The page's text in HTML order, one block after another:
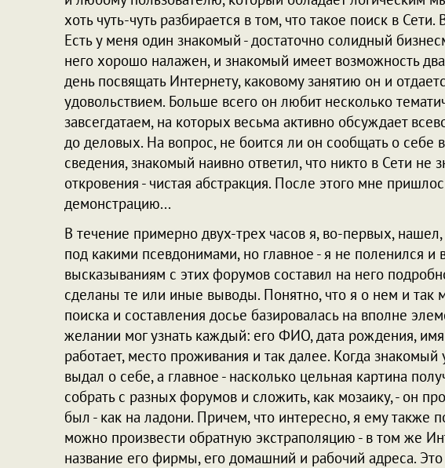
хоть чуть-чуть разбирается в том, что такое поиск в Сети.
Есть у меня один знакомый - достаточно солидный
него хорошо налажен, и знакомый имеет возможность
день посвящать Интернету, каковому занятию он и
удовольствием. Больше всего он любит несколько
завсегдатаем, на которых весьма активно обсуждает
до деловых. На вопрос, не боится ли он сообщать о себе
сведения, знакомый наивно ответил, что никто в Сети не
откровения - чистая абстракция. После этого мне
демонстрацию...
В течение примерно двух-трех часов я, во-первых,
под какими псевдонимами, но главное - я не поленился
высказываниям с этих форумов составил на него
сделаны те или иные выводы. Понятно, что я о нем и так
поиска и составления досье базировалась на вполне
желании мог узнать каждый: его ФИО, дата рождения,
работает, место проживания и так далее. Когда
выдал о себе, а главное - насколько цельная картина
собрать с разных форумов и сложить, как мозаику, - он
был - как на ладони. Причем, что интересно, я ему также
можно произвести обратную экстраполяцию - в том же
название его фирмы, его домашний и рабочий адреса.